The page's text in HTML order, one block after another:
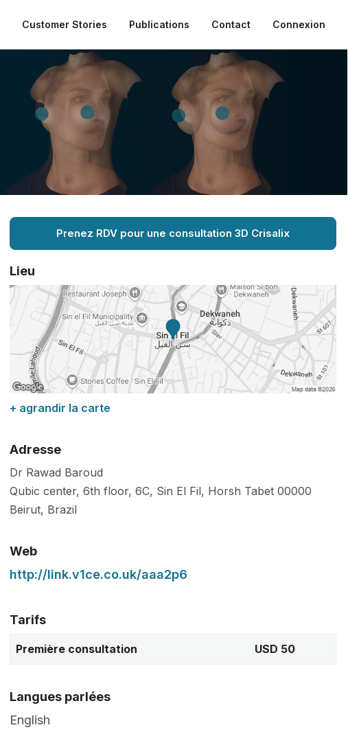
Customer Stories Publications Contact Connexion
Prenez RDV pour une consultation 3D Crisalix
Lieu
+ agrandir la carte
Adresse
Dr Rawad Baroud
Qubic center, 6th floor, 6C, Sin El Fil, Horsh Tabet 00000
Beirut, Brazil
Web
http://link.v1ce.co.uk/aaa2p6
Tarifs
Première consultation USD 50
Langues parlées
English